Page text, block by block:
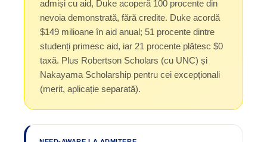
admiși cu aid, Duke acoperă 100 procente din
nevoia demonstrată, fără credite. Duke acordă
$149 milioane în aid anual; 51 procente dintre
studenți primesc aid, iar 21 procente plătesc $0
taxă. Plus Robertson Scholars (cu UNC) și
Nakayama Scholarship pentru cei excepționali
(merit, aplicație separată).